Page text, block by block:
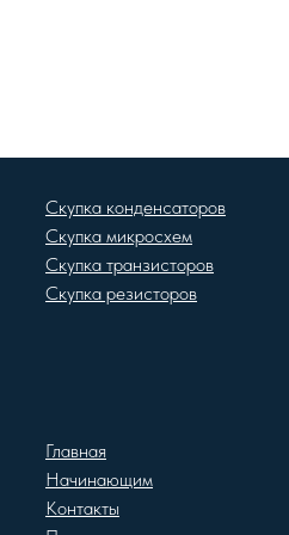
Скупка конденсаторов
Скупка микросхем
Скупка транзисторов
Скупка резисторов
Главная
Начинающим
Контакты